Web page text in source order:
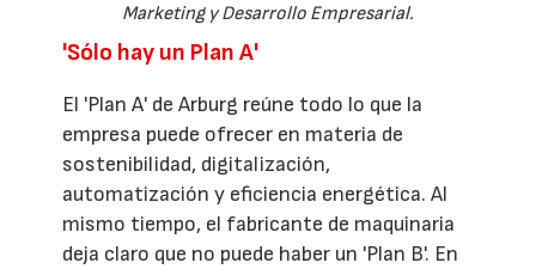
Marketing y Desarrollo Empresarial.
'Sólo hay un Plan A'
El 'Plan A' de Arburg reúne todo lo que la
empresa puede ofrecer en materia de
sostenibilidad, digitalización,
automatización y eficiencia energética. Al
mismo tiempo, el fabricante de maquinaria
deja claro que no puede haber un 'Plan B'. En